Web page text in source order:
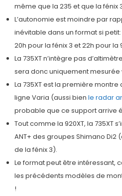
même que la 235 et que la fénix
L’autonomie est moindre par
inévitable dans un format si
20h pour la fénix 3 et 22h pour la
La 735XT n’intègre pas
sera donc uniquement mesurée
La 735XT est la première
ligne Varia (aussi bien le radar
probable que ce support arrive
Tout comme la 920XT, la 735XT
ANT+ des groupes Shimano Di2
de la fénix 3).
Le format peut être intéressant,
les précédents modèles de
!